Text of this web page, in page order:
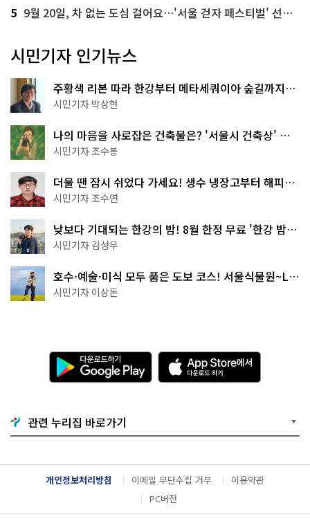
5 9월 20일, 차 없는 도심 걸어요…'서울 걷자 페스티벌' 선착순 5천명
시민기자 인기뉴스
주황색 리본 따라 한강부터 메타세쿼이아 숲길까지…
서울둘레길 15코스
시민기자 박상현
나의 마음을 사로잡은 건축물은? '서울시 건축상' 수
상작 공개!
시민기자 조수봉
더울 땐 잠시 쉬었다 가세요! 생수 냉장고부터 해피소
·무더위쉼터까지
시민기자 조수연
낮보다 기대되는 한강의 밤! 8월 한정 무료 '한강 밤
핑' 예약은?
시민기자 김성무
호수·예술·미식 모두 품은 도보 코스! 서울식물원~LG
아트센터~마곡테라스거리
시민기자 이상돈
다
운
로
기
G
o
g
l
e
A
p
p
e
서
다
운
관련 누리집 바로가기
개인정보처리방침 이메일 무단수집 거부
이용약관
PC버전